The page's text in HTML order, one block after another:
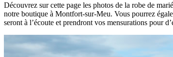
Découvrez sur cette page les photos de la robe de
notre boutique à Montfort-sur-Meu. Vous pourrez
seront à l’écoute et prendront vos mensurations pour